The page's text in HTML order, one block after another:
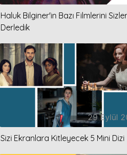
Haluk Bilginer'in Bazı Filmlerini
Derledik
29 Eylül
Sizi Ekranlara Kitleyecek 5 Mini Dizi